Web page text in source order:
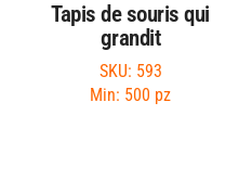
Tapis de souris qui
grandit
SKU: 593
Min: 500 pz